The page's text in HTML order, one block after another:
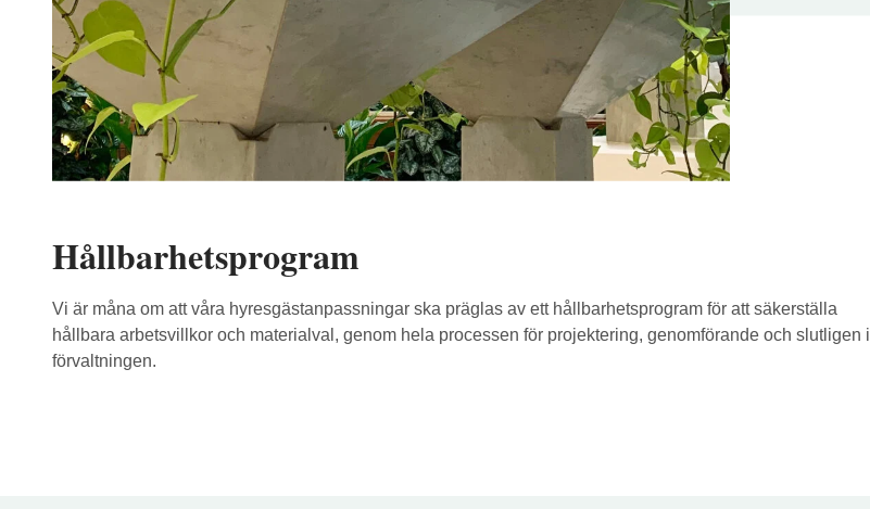
Hållbarhetsprogram
Vi är måna om att våra hyresgästanpassningar ska präglas av ett hållbarhetsprogram för att säkerställa
hållbara arbetsvillkor och materialval, genom hela processen för projektering, genomförande och slutligen i
förvaltningen.